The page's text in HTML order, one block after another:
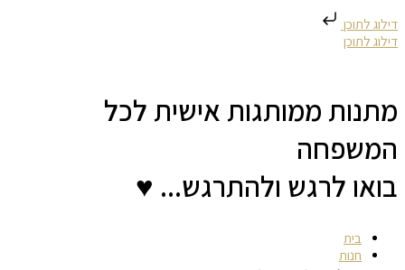
דילוג לתוכן
דילוג לתוכן
מתנות ממותגות אישית לכל
המשפחה
בואו לרגש ולהתרגש... ♥
בית
חנות